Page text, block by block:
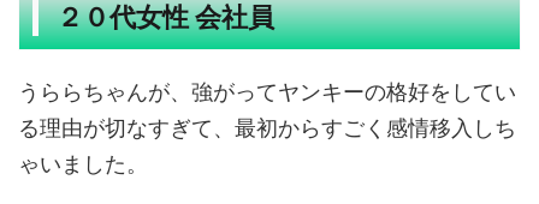
２０代女性 会社員
うららちゃんが、強がってヤンキーの格好をしてい
る理由が切なすぎて、最初からすごく感情移入しち
ゃいました。